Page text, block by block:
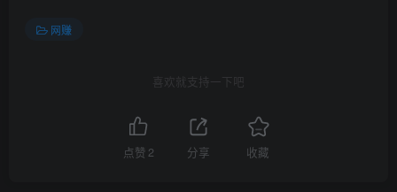
网赚
喜欢就支持一下吧
点赞 2 分享 收藏